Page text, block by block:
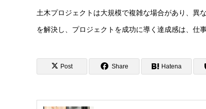
土木プロジェクトは大規模で複雑な場合があり、異
を解決し、プロジェクトを成功に導く達成感は、仕
Post Share Hatena